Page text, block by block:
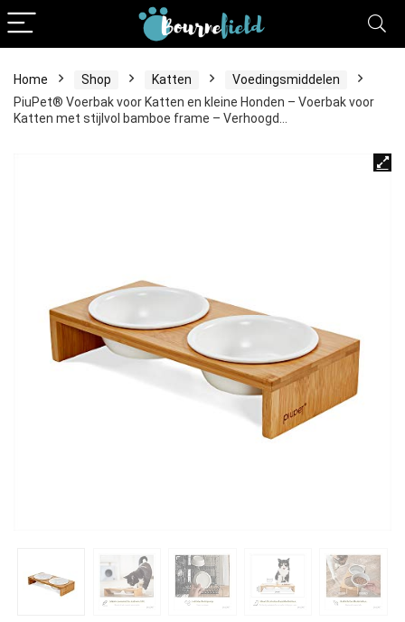
Home Shop Katten
Voedingsmiddelen
PiuPet® Voerbak voor Katten en kleine Honden – Voerbak voor
Katten met stijlvol bamboe frame – Verhoogd…